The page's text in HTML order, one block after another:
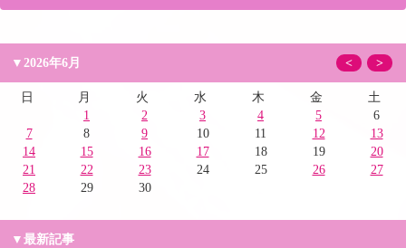
▼2026年6月 >
<
日 月 火 水 木 金
土
1
2 3 4 5
6
7
8 9 10 11 12
13
14
15 16 17 18 19
20
21
22 23 24 25 26
27
28
29 30
▼最新記事